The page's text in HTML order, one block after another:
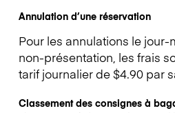
Annulation d’une réservation
Pour les annulations le
non-présentation, les frais
tarif journalier de $4.90 par
Classement des consignes à